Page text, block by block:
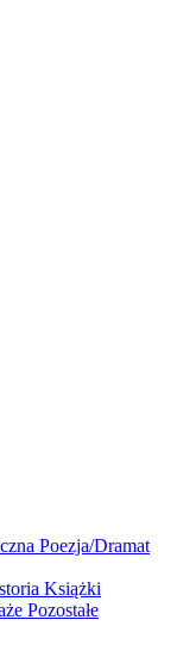
Poezja/Dramat
Książki
Pozostałe